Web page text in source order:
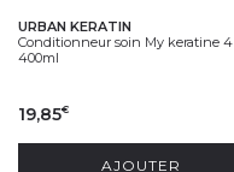
URBAN KERATIN
Conditionneur soin My keratine 4
400ml
19,85€
AJOUTER